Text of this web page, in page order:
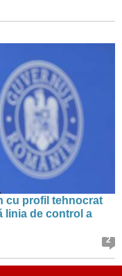
cu profil tehnocrat
linia de control a
2